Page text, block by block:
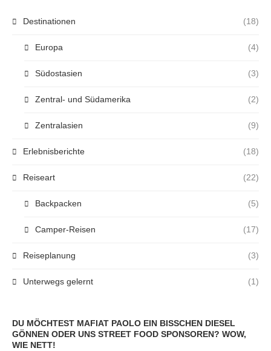
Destinationen (18)
Europa (4)
Südostasien (3)
Zentral- und Südamerika (2)
Zentralasien (9)
Erlebnisberichte (18)
Reiseart (22)
Backpacken (5)
Camper-Reisen (17)
Reiseplanung (3)
Unterwegs gelernt (1)
DU MÖCHTEST MAFIAT PAOLO EIN BISSCHEN DIESEL
GÖNNEN ODER UNS STREET FOOD SPONSOREN? WOW,
WIE NETT!